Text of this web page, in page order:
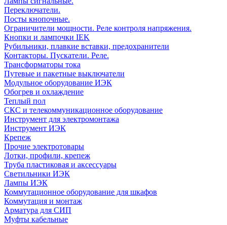
Переключатели.
Посты кнопочные.
Ограничители мощности. Реле контроля напряжения.
Кнопки и лампочки IEK
Рубильники, плавкие вставки, предохранители
Контакторы. Пускатели. Реле.
Трансформаторы тока
Путевые и пакетные выключатели
Модульное оборудование ИЭК
Обогрев и охлаждение
Теплый пол
СКС и телекоммуникационное оборудование
Инструмент для электромонтажа
Инструмент ИЭК
Крепеж
Прочие электротовары
Лотки, профили, крепеж
Труба пластиковая и аксессуары
Светильники ИЭК
Лампы ИЭК
Коммутационное оборудование для шкафов
Коммутация и монтаж
Арматура для СИП
Муфты кабельные